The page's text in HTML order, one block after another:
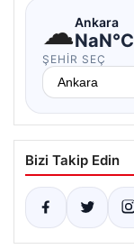
☁Ankara
NaN°C
ŞEHIR SEÇ
Bizi Takip Edin